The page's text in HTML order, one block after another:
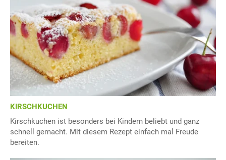
KIRSCHKUCHEN
Kirschkuchen ist besonders bei Kindern beliebt und ganz
schnell gemacht. Mit diesem Rezept einfach mal Freude
bereiten.